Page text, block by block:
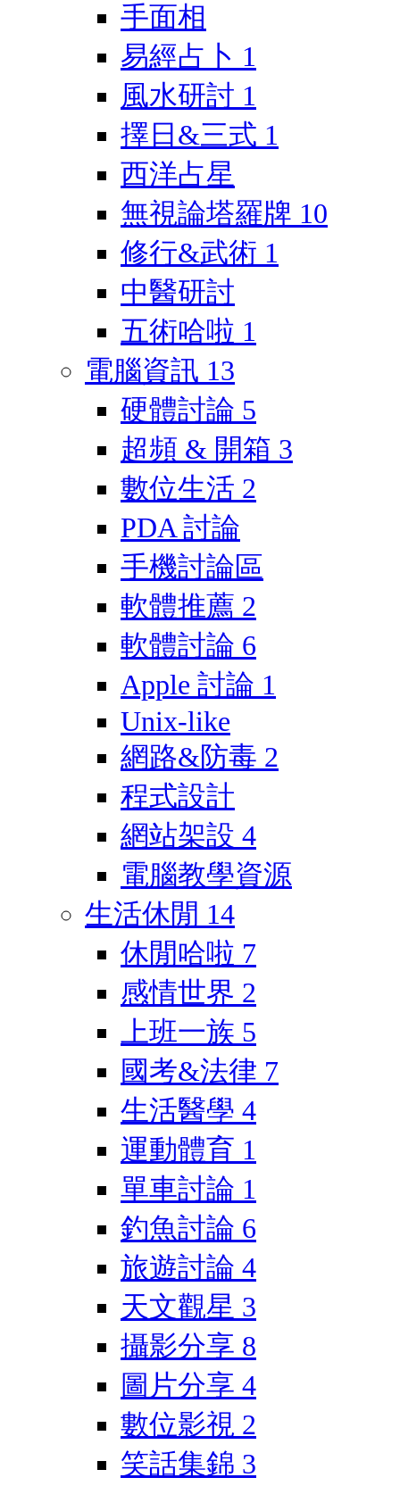
手面相
易經占卜 1
風水研討 1
擇日&三式 1
西洋占星
無視論塔羅牌 10
修行&武術 1
中醫研討
五術哈啦 1
電腦資訊 13
硬體討論 5
超頻 & 開箱 3
數位生活 2
PDA 討論
手機討論區
軟體推薦 2
軟體討論 6
Apple 討論 1
Unix-like
網路&防毒 2
程式設計
網站架設 4
電腦教學資源
生活休閒 14
休閒哈啦 7
感情世界 2
上班一族 5
國考&法律 7
生活醫學 4
運動體育 1
單車討論 1
釣魚討論 6
旅遊討論 4
天文觀星 3
攝影分享 8
圖片分享 4
數位影視 2
笑話集錦 3